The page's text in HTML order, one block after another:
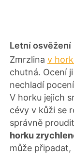
Letní osvěžení
Zmrzlina v
chutná. Ocení
nechladí
V horku jejich
cévy v kůži se
správně
horku
může připadat,